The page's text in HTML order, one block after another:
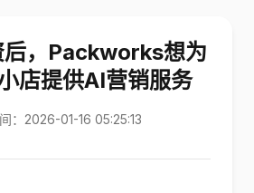
后，Packworks想为
店提供AI营销服务
：2026-01-16 05:25:13